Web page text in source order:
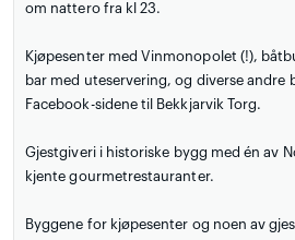
om nattero fra kl 23.
Kjøpesenter med Vinmonopolet (!),
bar med uteservering, og diverse andre
Facebook-sidene til Bekkjarvik Torg.
Gjestgiveri i historiske bygg med én av
kjente gourmetrestauranter.
Byggene for kjøpesenter og noen av